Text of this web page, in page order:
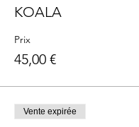
KOALA
Prix
45,00 €
Vente expirée